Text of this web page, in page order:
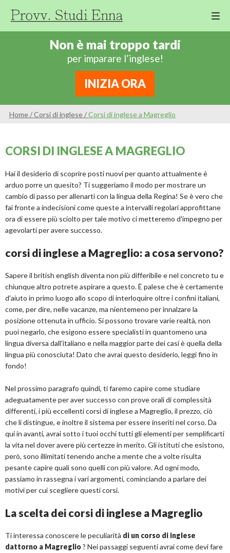
Non è mai troppo tardi
per imparare l’inglese!
INIZIA ORA
Home/Corsi di inglese/Corsi di inglese a Magreglio
CORSI DI INGLESE A MAGREGLIO
Hai il desiderio di scoprire posti nuovi per quanto attualmente è
arduo porre un quesito? Ti suggeriamo il modo per mostrare un
cambio di passo per allenarti con la lingua della Regina! Se è vero che
fai fronte a indecisioni come queste a intervalli regolari approfittane
ora di essere più sciolto per tale motivo ci metteremo d'impegno per
agevolarti per avere successo.
corsi di inglese a Magreglio: a cosa servono?
Sapere il british english diventa non più differibile e nel concreto tu e
chiunque altro potrete aspirare a questo. È palese che è certamente
d'aiuto in primo luogo allo scopo di interloquire oltre i confini italiani,
come, per dire, nelle vacanze, ma nientemeno per innalzare la
posizione ottenuta in ufficio. Si possono trovare varie realtà, non
puoi negarlo, che esigono essere specialisti in quantomeno una
lingua diversa dall'italiano e nella maggior parte dei casi è quella della
lingua più conosciuta! Dato che avrai questo desiderio, leggi fino in
fondo!
Nel prossimo paragrafo quindi, ti faremo capire come studiare
adeguatamente per aver successo con prove orali di complessità
differenti, i più eccellenti corsi di inglese a Magreglio, il prezzo, ciò
che li distingue, e inoltre il sistema per essere inseriti nel corso. Da
qui in avanti, avrai sotto i tuoi occhi tutti gli elementi per semplificarti
la vita nel dover avere più certezze in merito. Gli istituti che esistono,
però, sono illimitati tenendo anche a mente che a volte risulta
pesante capire quali sono quelli con più valore. Ad ogni modo,
passiamo in rassegna i vari argomenti, cominciando a parlare dei
motivi per cui scegliere questi corsi.
La scelta dei corsi di inglese a Magreglio
Ti interessa conoscere le peculiarità di un corso di inglese
dattorno a Magreglio? Nei passaggi seguenti avrai come devi fare